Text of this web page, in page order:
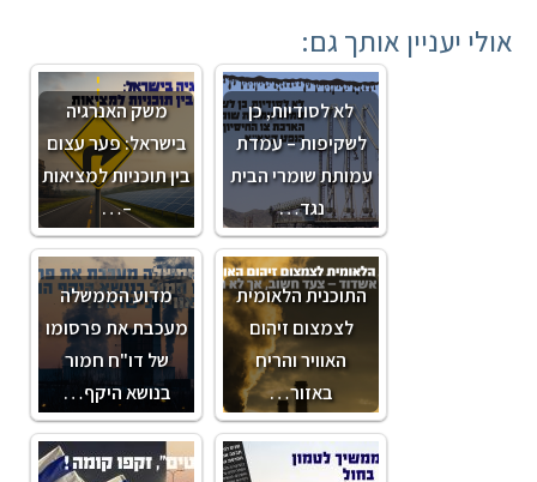
אולי יעניין אותך גם:
משק האנרגיה
בישראל: פער עצום
בין תוכניות למציאות
–…
לא לסודיות, כן
לשקיפות – עמדת
עמותת שומרי הבית
נגד…
מדוע הממשלה
מעכבת את פרסומו
של דו"ח חמור
בנושא היקף…
התוכנית הלאומית
לצמצום זיהום
האוויר והריח
באזור…